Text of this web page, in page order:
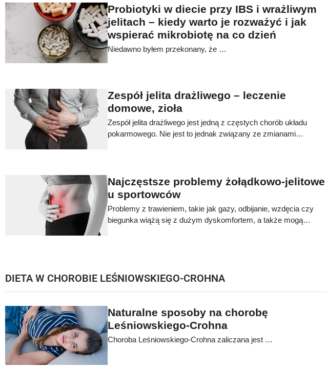
Probiotyki w diecie przy IBS i wrażliwym
jelitach – kiedy warto je rozważyć i jak
wspierać mikrobiotę na co dzień
Niedawno byłem przekonany, że …
Zespół jelita drażliwego – leczenie
domowe, zioła
Zespół jelita drażliwego jest jedną z częstych chorób układu
pokarmowego. Nie jest to jednak związany ze zmianami
choroby bardzo często mylone są z wieloma innymi schorzeniami,
dlatego rozpoznanie może być dość trudne. Choroba ta dotyka
około 30% populacji.
Najczęstsze problemy żołądkowo-jelitowe
u sportowców
Problemy z trawieniem, takie jak gazy, odbijanie, wzdęcia czy
biegunka wiążą się z dużym dyskomfortem, a także mogą
mogą mieć różne podłoże, niekiedy wręcz niebezpieczne. W
DIETA W CHOROBIE LEŚNIOWSKIEGO-CROHNA
Naturalne sposoby na chorobę
Leśniowskiego-Crohna
Choroba Leśniowskiego-Crohna zaliczana jest …